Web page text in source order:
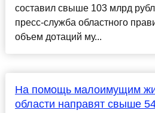
составил свыше 103 млрд
пресс-служба областного
объем дотаций му...
На помощь малоимущим
области направят свыше